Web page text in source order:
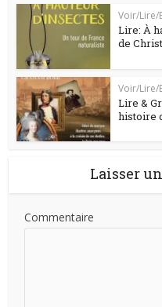
Voir/Lire/
Lire: À
de
Voir/Lire/
Lire &
histoire
Laisser
Commentaire